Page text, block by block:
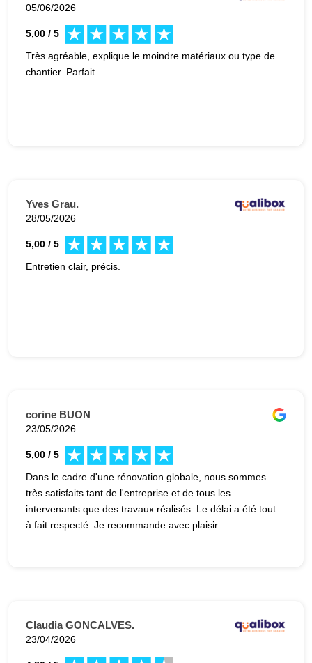
05/06/2026
5,00 / 5
Très agréable, explique le moindre matériaux ou type de
chantier. Parfait
Yves Grau.
28/05/2026
5,00 / 5
Entretien clair, précis.
corine BUON
23/05/2026
5,00 / 5
Dans le cadre d'une rénovation globale, nous sommes
très satisfaits tant de l'entreprise et de tous les
intervenants que des travaux réalisés. Le délai a été tout
à fait respecté. Je recommande avec plaisir.
Claudia GONCALVES.
23/04/2026